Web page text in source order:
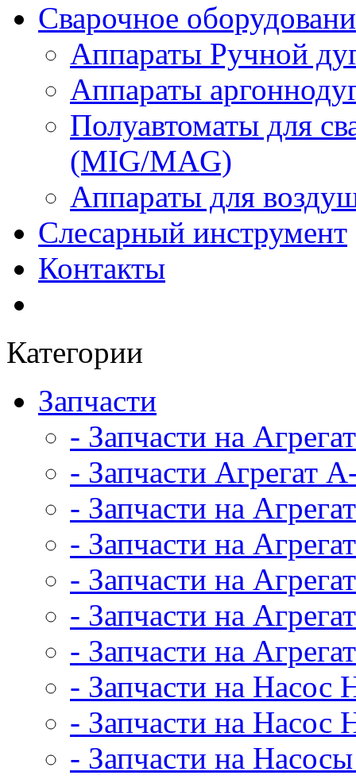
Сварочное
Аппараты Ручной
Аппараты
Полуавтоматы для
(MIG/MAG)
Аппараты для
Слесарный инструмент
Контакты
Категории
Запчасти
- Запчасти на
- Запчасти Агрегат
- Запчасти на
- Запчасти на
- Запчасти на
- Запчасти на
- Запчасти на
- Запчасти на
- Запчасти на Насос
- Запчасти на